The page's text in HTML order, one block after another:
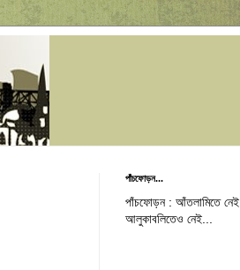
পাঁচফোড়ন...
পাঁচফোড়ন : আঁতলামিতে নেই,
আলুকাবলিতেও নেই...